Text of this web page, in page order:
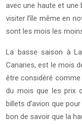
avec une haute et une
visiter l’île même en
sont les mois les
La basse saison à
Canaries, est le mois
être considéré comme
du mois que les prix
billets d’avion que
bon de savoir que la